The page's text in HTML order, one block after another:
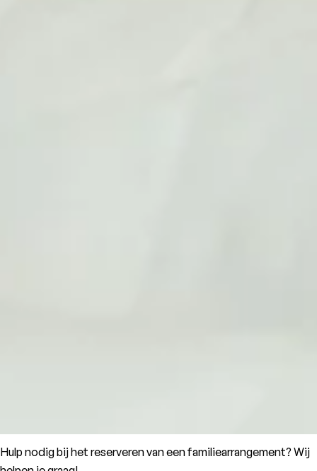
Hulp nodig bij het reserveren van een familiearrangement? Wij